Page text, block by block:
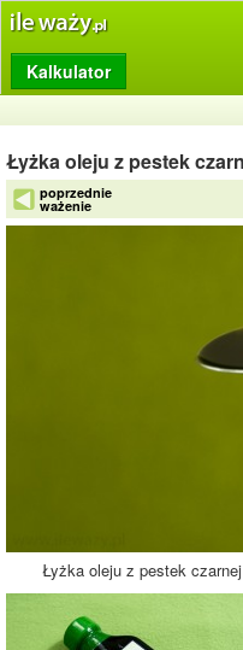
Produkty
Dziennik
Przelicznik
Porównywarka
Kalkulator
Łyżka oleju z pestek
poprzednie
ważenie
Łyżka oleju z pestek